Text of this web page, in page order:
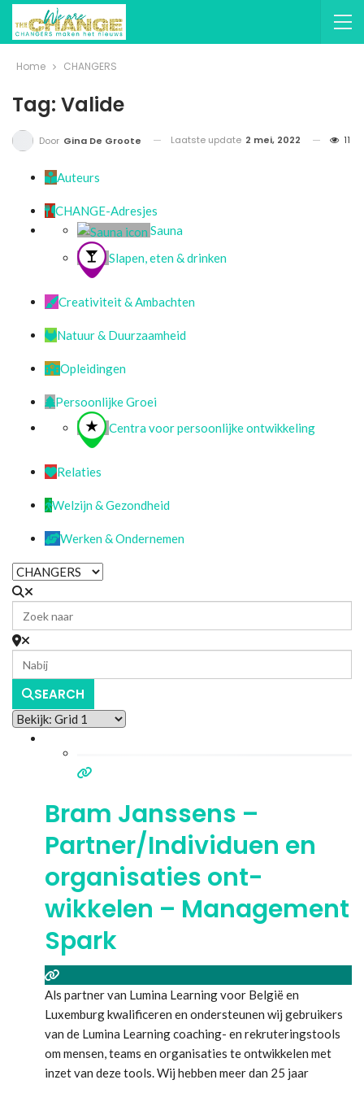
Home CHANGERS
Tag: Valide
Door Gina De Groote Laatste update 2 mei, 2022 11
Auteurs
CHANGE-Adresjes
Sauna
Slapen, eten & drinken
Creativiteit & Ambachten
Natuur & Duurzaamheid
Opleidingen
Persoonlijke Groei
Centra voor persoonlijke ontwikkeling
Relaties
Welzijn & Gezondheid
Werken & Ondernemen
SEARCH
Bram Janssens –
Partner/Individuen en
organisaties ont-
wikkelen – Management
Spark
Als partner van Lumina Learning voor België en
Luxemburg kwalificeren en ondersteunen wij gebruikers
van de Lumina Learning coaching- en rekruteringstools
om mensen, teams en organisaties te ontwikkelen met
inzet van deze tools. Wij hebben meer dan 25 jaar